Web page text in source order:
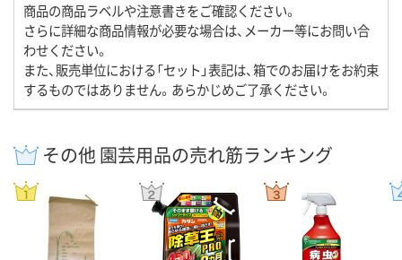
商品の商品ラベルや注意書きをご確認ください。
さらに詳細な商品情報が必要な場合は、メーカー等にお問い合
わせください。
また、販売単位における「セット」表記は、箱でのお届けをお約束
するものではありません。あらかじめご了承ください。
その他 園芸用品の売れ筋ランキング